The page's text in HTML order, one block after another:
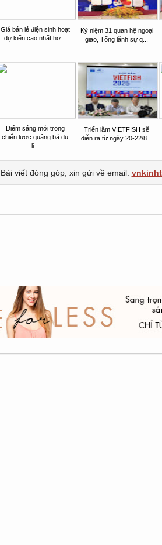
Giá bán lẻ điện sinh hoạt
dự kiến cao nhất hơ...
Kỷ niệm 31 quan hệ ngoại
giao, Tổng lãnh sự q...
Điểm sáng mới trong
chiến lược quảng bá du
lị...
Triển lãm VIETFISH sẽ
diễn ra từ ngày 20-22/8...
Bài viết đóng góp, xin gửi về email: